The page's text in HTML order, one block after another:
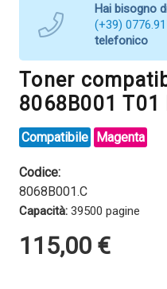
Hai bisogno
(+39)
telefonico
Toner
8068B001 T01
Compatibile Magenta
Codice:
8068B001.C
Capacità: 39500 pagine
115,00 €